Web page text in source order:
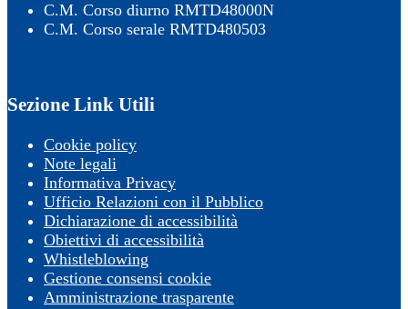
C.M. Corso diurno RMTD48000N
C.M. Corso serale RMTD480503
Sezione Link Utili
Cookie policy
Note legali
Informativa Privacy
Ufficio Relazioni con il Pubblico
Dichiarazione di accessibilità
Obiettivi di accessibilità
Whistleblowing
Gestione consensi cookie
Amministrazione trasparente